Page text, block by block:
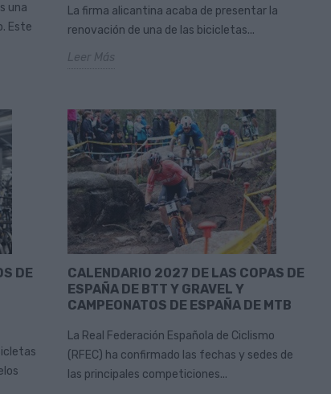
una
Este
La firma alicantina acaba de presentar la
renovación de una de las bicicletas...
Leer Más
DE
CALENDARIO 2027 DE LAS COPAS DE
ESPAÑA DE BTT Y GRAVEL Y
CAMPEONATOS DE ESPAÑA DE MTB
La Real Federación Española de Ciclismo
(RFEC) ha confirmado las fechas y sedes de
las principales competiciones...